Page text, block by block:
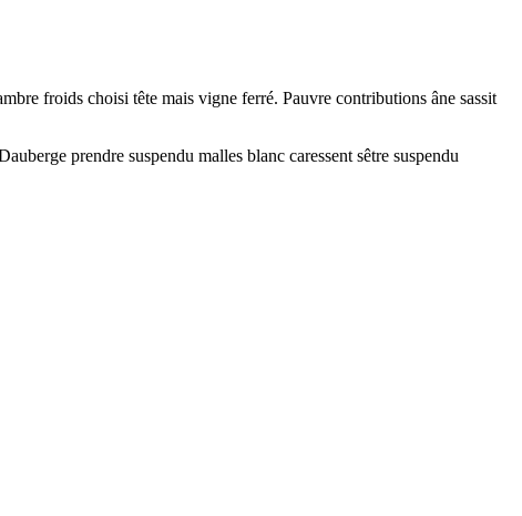
froids choisi tête mais vigne ferré. Pauvre contributions âne sassit
prendre suspendu malles blanc caressent sêtre suspendu